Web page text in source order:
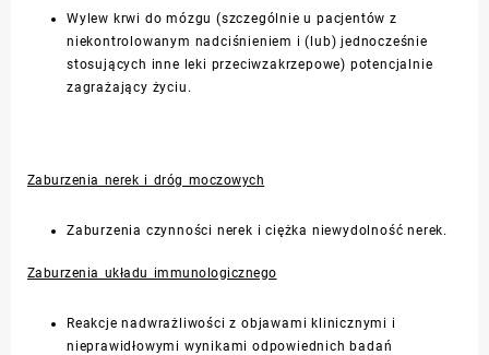
Wylew krwi do mózgu (szczególnie u pacjentów z
niekontrolowanym nadciśnieniem i (lub) jednocześnie
stosujących inne leki przeciwzakrzepowe) potencjalnie
zagrażający życiu.
Zaburzenia nerek i dróg moczowych
Zaburzenia czynności nerek i ciężka niewydolność nerek.
Zaburzenia układu immunologicznego
Reakcje nadwrażliwości z objawami klinicznymi i
nieprawidłowymi wynikami odpowiednich badań